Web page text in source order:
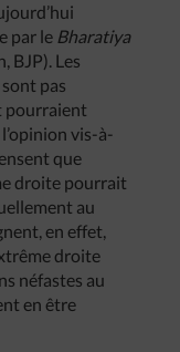
par le Bharatiya
BJP). Les
pas
pourraient
vis-à-
que
droite pourrait
au
en effet,
droite
néfastes au
en être